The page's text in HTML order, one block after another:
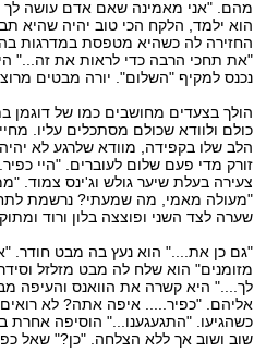
מהם. "אני מאמינה שאם אדם עושה לך
הוא ילמד, הלקח הכי טוב יהיה שהיא
החזירה לה כשהיא מטפסת במדרגות
"את תחכי הרבה כדי לראות את זה..."
נכנס למקיף "השלום". יורה מבטים
הולך בצעדים מחושבים כמו של
כולם ולוודא שכולם מסתכלים עליו.
הלב שלו בקפידה, מוודא שלרגע לא
זורק מדי פעם שלום לעוברים. "היי
צעירה בעלת שיער גולש וג'ינס צמוד.
"מעולה מאמי, מה שמעתי? נרשמת
שערה לצד השני ופוצצה בלון ורוד
"גם כן את...." הוא נעץ בה מבט חודר.
מזומנים" הוא שלח לה מבט מזלזל
לך...." היא קשרה את הוואנס והעיפה
אליהם. "כפיר..... איפה אתה? לא
כשהגיעו. "התגעגענו..." הוסיפה אחרת
שוב ושוב אך ללא הצלחה. "כן?" שאל